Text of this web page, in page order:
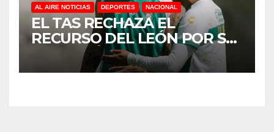
AL AIRE NOTICIAS DEPORTES NACIONAL
EL TAS RECHAZA EL
RECURSO DEL LEÓN POR SU
EXCLUSIÓN DEL MUNDIAL
DE CLUBES